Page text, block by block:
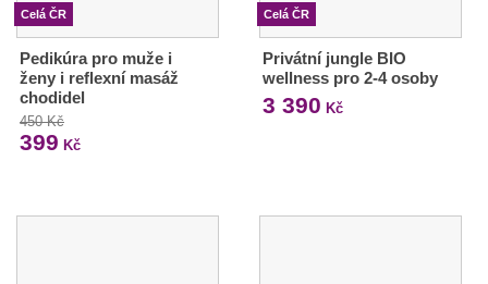
Celá ČR
Pedikúra pro muže i
ženy i reflexní masáž
chodidel
450 Kč
399 Kč
Celá ČR
Privátní jungle BIO
wellness pro 2-4 osoby
3 390 Kč